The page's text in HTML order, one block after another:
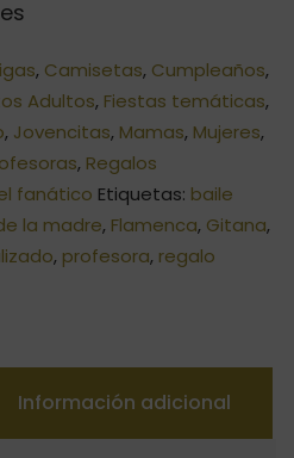
, Camisetas, Cumpleaños,
Adultos, Fiestas temáticas,
, Jovencitas, Mamas, Mujeres,
, Regalos
fanático Etiquetas: baile
la madre, Flamenca, Gitana,
, profesora, regalo
Información adicional